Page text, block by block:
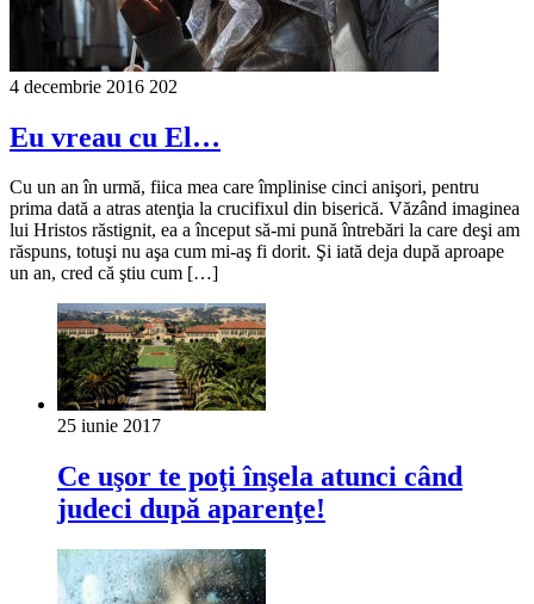
4 decembrie 2016 202
Eu vreau cu El…
Cu un an în urmă, fiica mea care împlinise cinci anişori, pentru
prima dată a atras atenţia la crucifixul din biserică. Văzând imaginea
lui Hristos răstignit, ea a început să-mi pună întrebări la care deşi am
răspuns, totuşi nu aşa cum mi-aş fi dorit. Şi iată deja după aproape
un an, cred că ştiu cum […]
25 iunie 2017
Ce uşor te poţi înşela atunci când
judeci după aparenţe!